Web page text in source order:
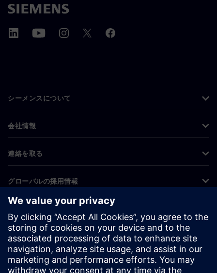
シーメンスについて
会社情報
連絡を取る
グローバルの採用情報
©Siemens 2026
コーポレート情報
プライバシー通知